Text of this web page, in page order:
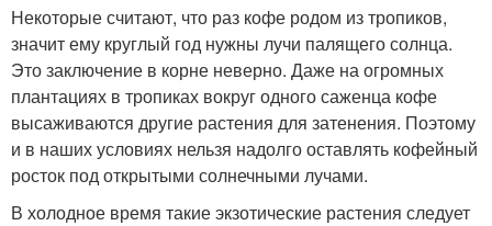
Некоторые считают, что раз кофе родом из тропиков,
значит ему круглый год нужны лучи палящего солнца.
Это заключение в корне неверно. Даже на огромных
плантациях в тропиках вокруг одного саженца кофе
высаживаются другие растения для затенения. Поэтому
и в наших условиях нельзя надолго оставлять кофейный
росток под открытыми солнечными лучами.
В холодное время такие экзотические растения следует